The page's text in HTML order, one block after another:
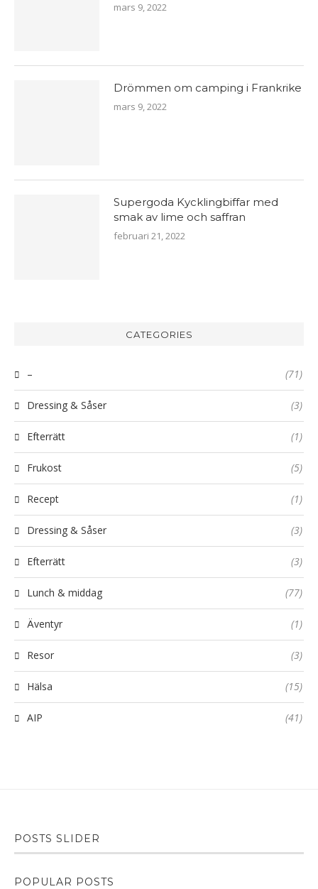
mars 9, 2022
Drömmen om camping i Frankrike
mars 9, 2022
Supergoda Kycklingbiffar med
smak av lime och saffran
februari 21, 2022
CATEGORIES
– (71)
Dressing & Såser (3)
Efterrätt (1)
Frukost (5)
Recept (1)
Dressing & Såser (3)
Efterrätt (3)
Lunch & middag (77)
Äventyr (1)
Resor (3)
Hälsa (15)
AIP (41)
POSTS SLIDER
POPULAR POSTS